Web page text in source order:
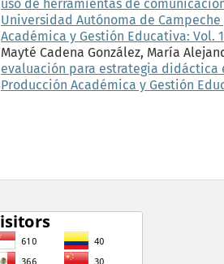
uso de herramientas de
Universidad Autónoma de
Académica y Gestión Educativa: Vol.
Mayté Cadena González, María
evaluación para estrategia didáctica
Producción Académica y Gestión